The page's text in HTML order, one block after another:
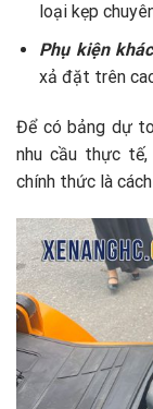
loại kẹp
Phụ kiện
xả đặt trên
Để có bảng dự
nhu cầu thực
chính thức là